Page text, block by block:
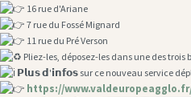
16 rue d'Ariane
7 rue du Fossé Mignard
11 rue du Pré Verson
Pliez-les, déposez-les dans une des trois
𝗣𝗹𝘂𝘀 𝗱'𝗶𝗻𝗳𝗼𝘀 sur ce nouveau service
https://